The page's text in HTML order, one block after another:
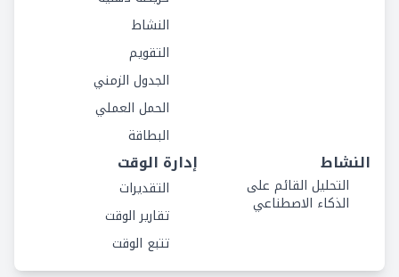
النشاط
التقويم
الجدول الزمني
الحمل العملي
البطاقة
النشاط
التحليل القائم على
الذكاء الاصطناعي
إدارة الوقت
التقديرات
تقارير الوقت
تتبع الوقت